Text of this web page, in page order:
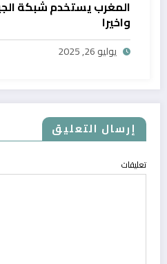
واخيرا
يوليو 26, 2025
إرسال التعليق
تعليقات